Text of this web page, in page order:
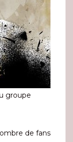
groupe
de fans